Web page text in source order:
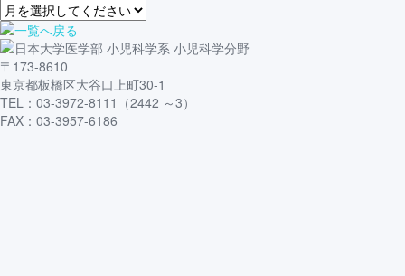
〒173-8610
東京都板橋区大谷口上町30-1
TEL：03-3972-8111（2442 ～3）
FAX：03-3957-6186